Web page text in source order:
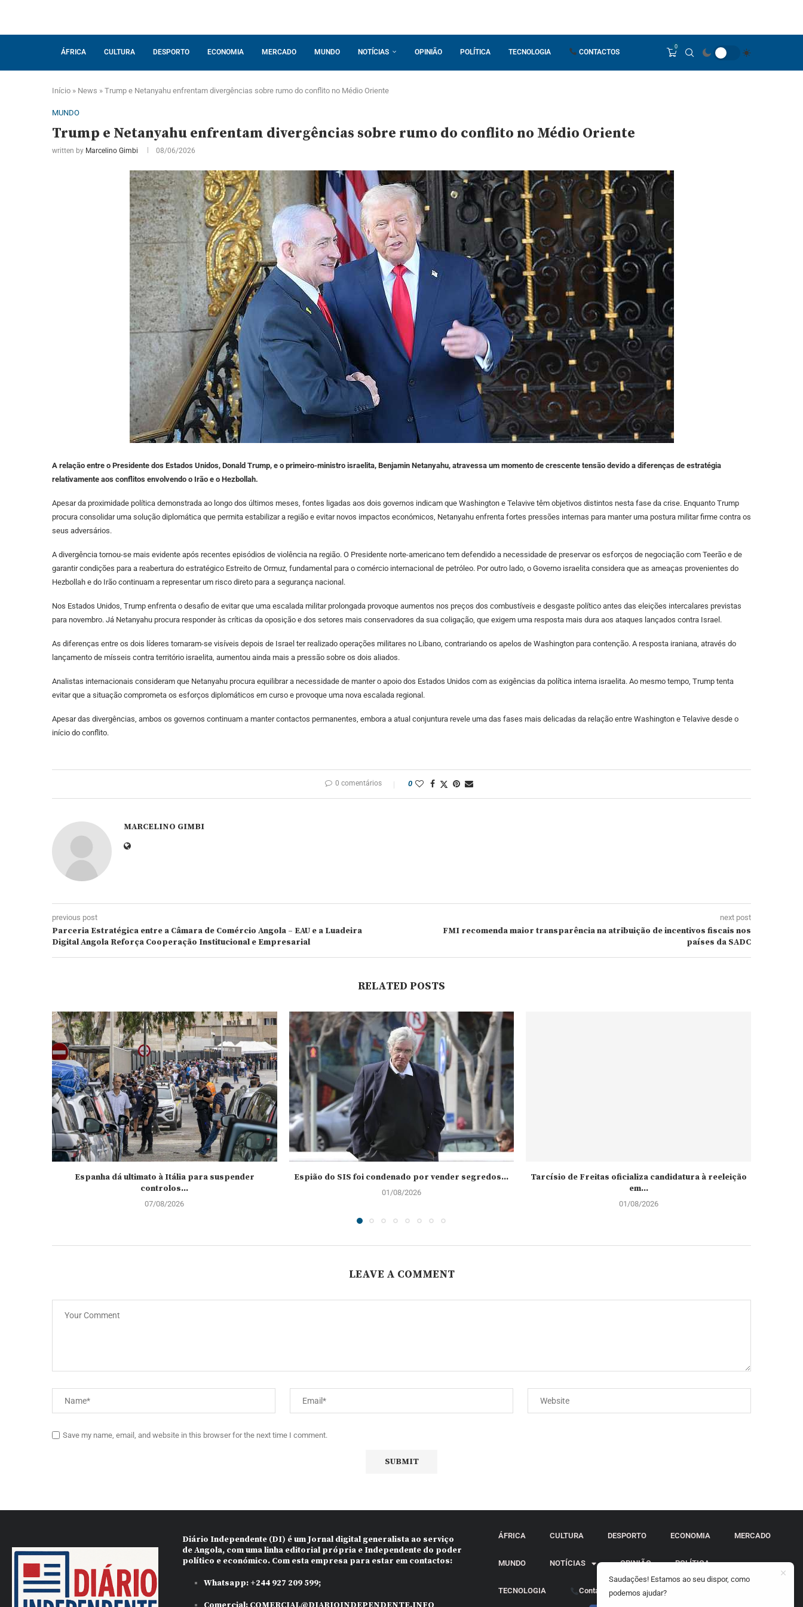
ÁFRICA CULTURA DESPORTO ECONOMIA MERCADO MUNDO NOTÍCIAS OPINIÃO POLÍTICA TECNOLOGIA CONTACTOS
0
Início » News » Trump e Netanyahu enfrentam divergências sobre rumo do conflito no Médio Oriente
MUNDO
Trump e Netanyahu enfrentam divergências sobre rumo do conflito no Médio Oriente
written by Marcelino Gimbi 08/06/2026
A relação entre o Presidente dos Estados Unidos, Donald Trump, e o primeiro-ministro israelita, Benjamin Netanyahu, atravessa um momento de crescente tensão devido a diferenças de estratégia
relativamente aos conflitos envolvendo o Irão e o Hezbollah.
Apesar da proximidade política demonstrada ao longo dos últimos meses, fontes ligadas aos dois governos indicam que Washington e Telavive têm objetivos distintos nesta fase da crise. Enquanto Trump
procura consolidar uma solução diplomática que permita estabilizar a região e evitar novos impactos económicos, Netanyahu enfrenta fortes pressões internas para manter uma postura militar firme contra os
seus adversários.
A divergência tornou-se mais evidente após recentes episódios de violência na região. O Presidente norte-americano tem defendido a necessidade de preservar os esforços de negociação com Teerão e de
garantir condições para a reabertura do estratégico Estreito de Ormuz, fundamental para o comércio internacional de petróleo. Por outro lado, o Governo israelita considera que as ameaças provenientes do
Hezbollah e do Irão continuam a representar um risco direto para a segurança nacional.
Nos Estados Unidos, Trump enfrenta o desafio de evitar que uma escalada militar prolongada provoque aumentos nos preços dos combustíveis e desgaste político antes das eleições intercalares previstas
para novembro. Já Netanyahu procura responder às críticas da oposição e dos setores mais conservadores da sua coligação, que exigem uma resposta mais dura aos ataques lançados contra Israel.
As diferenças entre os dois líderes tornaram-se visíveis depois de Israel ter realizado operações militares no Líbano, contrariando os apelos de Washington para contenção. A resposta iraniana, através do
lançamento de mísseis contra território israelita, aumentou ainda mais a pressão sobre os dois aliados.
Analistas internacionais consideram que Netanyahu procura equilibrar a necessidade de manter o apoio dos Estados Unidos com as exigências da política interna israelita. Ao mesmo tempo, Trump tenta
evitar que a situação comprometa os esforços diplomáticos em curso e provoque uma nova escalada regional.
Apesar das divergências, ambos os governos continuam a manter contactos permanentes, embora a atual conjuntura revele uma das fases mais delicadas da relação entre Washington e Telavive desde o
início do conflito.
0 comentários 0
MARCELINO GIMBI
previous post
Parceria Estratégica entre a Câmara de Comércio Angola – EAU e a Luadeira
Digital Angola Reforça Cooperação Institucional e Empresarial
next post
FMI recomenda maior transparência na atribuição de incentivos fiscais nos
países da SADC
RELATED POSTS
Espanha dá ultimato à Itália para suspender
controlos...
07/08/2026
Espião do SIS foi condenado por vender segredos...
01/08/2026
Tarcísio de Freitas oficializa candidatura à reeleição
em...
01/08/2026
LEAVE A COMMENT
Save my name, email, and website in this browser for the next time I comment.
Diário Independente (DI) é um Jornal digital generalista ao serviço
de Angola, com uma linha editorial própria e Independente do poder
político e económico. Com esta empresa para estar em contactos:
Whatsapp:+244 927 209 599;
ÁFRICA CULTURA DESPORTO ECONOMIA MERCADO
MUNDO NOTÍCIAS OPINIÃO POLÍTICA
TECNOLOGIA Contactos
Saudações! Estamos ao seu dispor, como
podemos ajudar?